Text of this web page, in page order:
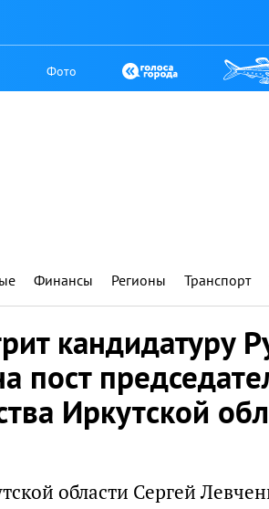
Фото
Финансы Регионы Транспорт
кандидатуру
пост
Иркутской
области Сергей